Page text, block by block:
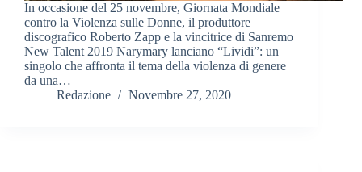
In occasione del 25 novembre, Giornata Mondiale
contro la Violenza sulle Donne, il produttore
discografico Roberto Zapp e la vincitrice di Sanremo
New Talent 2019 Narymary lanciano “Lividi”: un
singolo che affronta il tema della violenza di genere
da una…
Redazione
Novembre 27, 2020